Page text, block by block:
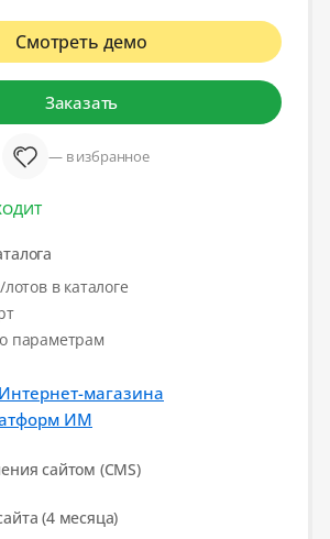
Смотреть демо
Заказать
— в избранное
в каталоге
параметрам
магазина
ИМ
сайтом (CMS)
(4 месяца)